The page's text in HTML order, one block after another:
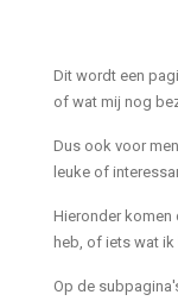
Dit wordt een
of wat mij nog
Dus ook voor
leuke of
Hieronder komen
heb, of iets wat
Op de